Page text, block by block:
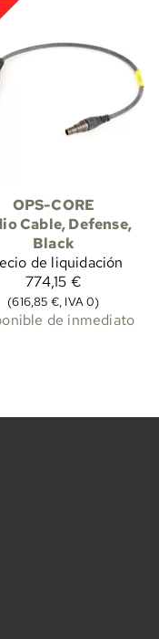
OPS-CORE
Cable, Defense,
Black
de liquidación
774,15 €
(616,85 €, IVA 0)
de inmediato